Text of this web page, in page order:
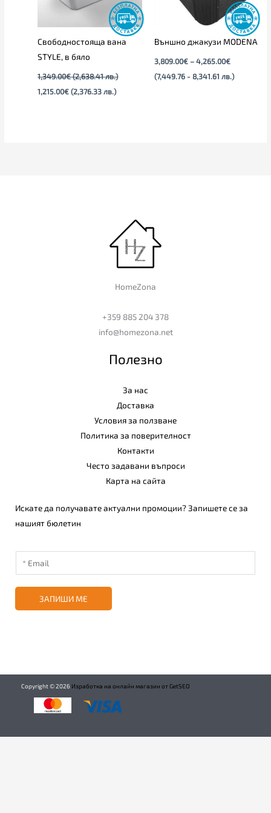
Свободностояща вана
STYLE, в бяло
1,349.00€ (2,638.41 лв.)
1,215.00€ (2,376.33 лв.)
Външно джакузи MODENA
3,809.00€ – 4,265.00€
(7,449.76 - 8,341.61 лв.)
HomeZona
+359 885 204 378
info@homezona.net
Полезно
За нас
Доставка
Условия за ползване
Политика за поверителност
Контакти
Често задавани въпроси
Карта на сайта
Искате да получавате актуални промоции? Запишете се за
нашият бюлетин
ЗАПИШИ МЕ
Copyright ©2026 Изработка на онлайн магазин от GetSEO